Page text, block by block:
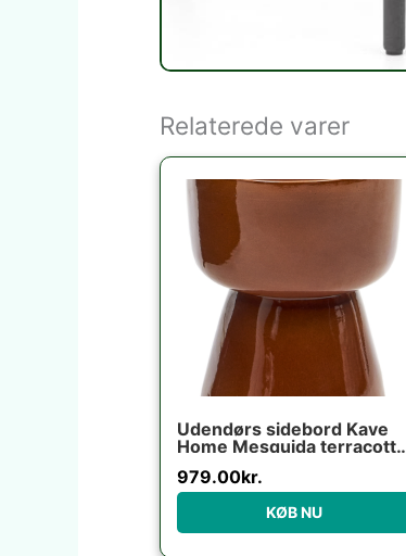
Relaterede varer
Udendørs sidebord Kave
Home Mesquida terracotta
cm
979.00kr.
KØB NU